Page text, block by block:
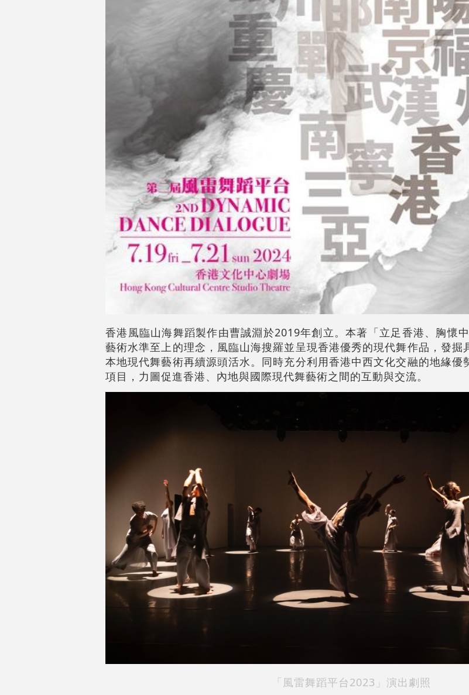
香港風臨山海舞蹈製作由曹誠淵於2019年創立。本著「立足香港、胸懷
藝術水準至上的理念，風臨山海搜羅並呈現香港優秀的現代舞作品，發掘
本地現代舞藝術再續源頭活水。同時充分利用香港中西文化交融的地緣優
項目，力圖促進香港、內地與國際現代舞藝術之間的互動與交流。
「風雷舞蹈平台2023」演出劇照